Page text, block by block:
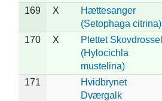
169
X
Hættesanger
(Setophaga citrina)
170
X
Plettet Skovdrossel
(Hylocichla
mustelina)
171
Hvidbrynet
Dværgalk